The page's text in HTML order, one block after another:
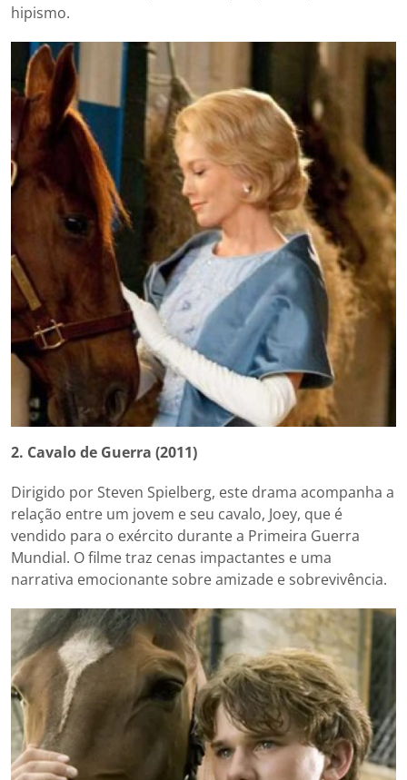
hipismo.
2. Cavalo de Guerra (2011)
Dirigido por Steven Spielberg, este drama acompanha a
relação entre um jovem e seu cavalo, Joey, que é
vendido para o exército durante a Primeira Guerra
Mundial. O filme traz cenas impactantes e uma
narrativa emocionante sobre amizade e sobrevivência.